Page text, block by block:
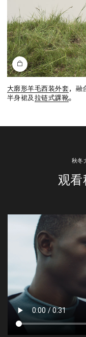
大廓形羊毛西装外套，融
半身裙及 拉链式踝靴。
秋冬
观看